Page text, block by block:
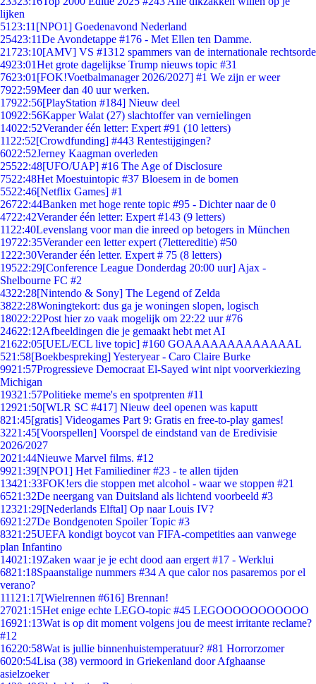
lijken
51 23:11 [NPO1] Goedenavond Nederland
25423:11De Avondetappe #176 - Met Ellen ten Damme.
21723:10[AMV] VS #1312 spammers van de internationale rechtsorde
4923:01Het grote dagelijkse Trump nieuws topic #31
7623:01 [FOK!Voetbalmanager 2026/2027] #1 We zijn er weer
7922:59Meer dan 40 uur werken.
17922:56[PlayStation #184] Nieuw deel
10922:56Kapper Walat (27) slachtoffer van vernielingen
14022:52Verander één letter: Expert #91 (10 letters)
11 22:52[Crowdfunding] #443 Rentestijgingen?
6022:52Jerney Kaagman overleden
25522:48[UFO/UAP] #16 The Age of Disclosure
7522:48Het Moestuintopic #37 Bloesem in de bomen
5522:46[Netflix Games] #1
26722:44Banken met hoge rente topic #95 - Dichter naar de 0
4722:42Verander één letter: Expert #143 (9 letters)
11 22:40Levenslang voor man die inreed op betogers in München
19722:35Verander een letter expert (7lettereditie) #50
1222:30Verander één letter. Expert # 75 (8 letters)
19522:29[Conference League Donderdag 20:00 uur] Ajax -
Shelbourne FC #2
4322:28[Nintendo & Sony] The Legend of Zelda
3822:28Woningtekort: dus ga je woningen slopen, logisch
18022:22Post hier zo vaak mogelijk om 22:22 uur #76
24622:12Afbeeldingen die je gemaakt hebt met AI
21622:05[UEL/ECL live topic] #160 GOAAAAAAAAAAAAAL
521:58[Boekbespreking] Yesteryear - Caro Claire Burke
9921:57Progressieve Democraat El-Sayed wint nipt voorverkiezing
Michigan
19321:57Politieke meme's en spotprenten #11
12921:50[WLR SC #417] Nieuw deel openen was kaputt
821:45[gratis] Videogames Part 9: Gratis en free-to-play games!
3221:45[Voorspellen] Voorspel de eindstand van de Eredivisie
2026/2027
2021:44Nieuwe Marvel films. #12
9921:39[NPO1] Het Familiediner #23 - te allen tijden
13421:33FOK!ers die stoppen met alcohol - waar we stoppen #21
6521:32De neergang van Duitsland als lichtend voorbeeld #3
12321:29[Nederlands Elftal] Op naar Louis IV?
6921:27De Bondgenoten Spoiler Topic #3
8321:25UEFA kondigt boycot van FIFA-competities aan vanwege
plan Infantino
14021:19Zaken waar je je echt dood aan ergert #17 - Werklui
6821:18Spaanstalige nummers #34 A que calor nos pasaremos por el
verano?
111 21:17[Wielrennen #616] Brennan!
27021:15Het enige echte LEGO-topic #45 LEGOOOOOOOOOOO
16921:13Wat is op dit moment volgens jou de meest irritante reclame?
#12
16220:58Wat is jullie binnenhuistemperatuur? #81 Horrorzomer
6020:54Lisa (38) vermoord in Griekenland door Afghaanse
asielzoeker